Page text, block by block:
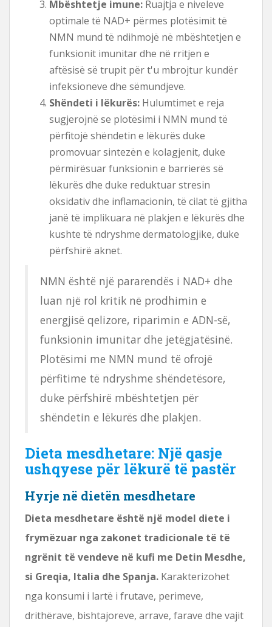
Mbështetje imune: Ruajtja e niveleve
optimale të NAD+ përmes plotësimit të
NMN mund të ndihmojë në mbështetjen e
funksionit imunitar dhe në rritjen e
aftësisë së trupit për t'u mbrojtur kundër
infeksioneve dhe sëmundjeve.
Shëndeti i lëkurës: Hulumtimet e reja
sugjerojnë se plotësimi i NMN mund të
përfitojë shëndetin e lëkurës duke
promovuar sintezën e kolagjenit, duke
përmirësuar funksionin e barrierës së
lëkurës dhe duke reduktuar stresin
oksidativ dhe inflamacionin, të cilat të gjitha
janë të implikuara në plakjen e lëkurës dhe
kushte të ndryshme dermatologjike, duke
përfshirë aknet.
NMN është një pararendës i NAD+ dhe
luan një rol kritik në prodhimin e
energjisë qelizore, riparimin e ADN-së,
funksionin imunitar dhe jetëgjatësinë.
Plotësimi me NMN mund të ofrojë
përfitime të ndryshme shëndetësore,
duke përfshirë mbështetjen për
shëndetin e lëkurës dhe plakjen.
Dieta mesdhetare: Një qasje
ushqyese për lëkurë të pastër
Hyrje në dietën mesdhetare
Dieta mesdhetare është një model diete i
frymëzuar nga zakonet tradicionale të të
ngrënit të vendeve në kufi me Detin Mesdhe,
si Greqia, Italia dhe Spanja. Karakterizohet
nga konsumi i lartë i frutave, perimeve,
drithërave, bishtajoreve, arrave, farave dhe vajit